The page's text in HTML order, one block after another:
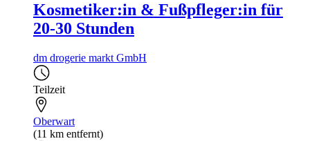
Kosmetiker:in & Fußpfleger:in für
20-30 Stunden
dm drogerie markt GmbH
Teilzeit
Oberwart
(11 km entfernt)